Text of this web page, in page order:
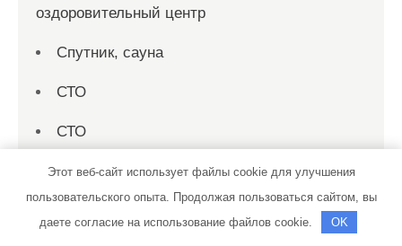
оздоровительный центр
Спутник, сауна
СТО
СТО
СТО 19
Этот веб-сайт использует файлы cookie для улучшения
пользовательского опыта. Продолжая пользоваться сайтом, вы
даете согласие на использование файлов cookie.
OK